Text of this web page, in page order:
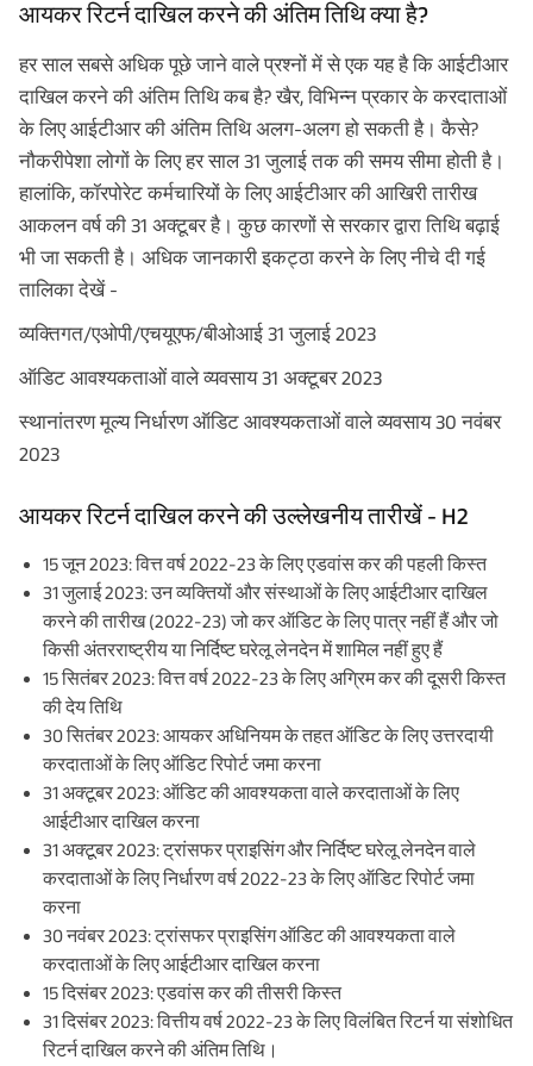
आयकर रिटर्न दाखिल करने की अंतिम तिथि क्या है?
हर साल सबसे अधिक पूछे जाने वाले प्रश्नों में से एक यह है कि आईटीआर
दाखिल करने की अंतिम तिथि कब है? खैर, विभिन्न प्रकार के करदाताओं
के लिए आईटीआर की अंतिम तिथि अलग-अलग हो सकती है। कैसे?
नौकरीपेशा लोगों के लिए हर साल 31 जुलाई तक की समय सीमा होती है।
हालांकि, कॉरपोरेट कर्मचारियों के लिए आईटीआर की आखिरी तारीख
आकलन वर्ष की 31 अक्टूबर है। कुछ कारणों से सरकार द्वारा तिथि बढ़ाई
भी जा सकती है। अधिक जानकारी इकट्ठा करने के लिए नीचे दी गई
तालिका देखें -
व्यक्तिगत/एओपी/एचयूएफ/बीओआई 31 जुलाई 2023
ऑडिट आवश्यकताओं वाले व्यवसाय 31 अक्टूबर 2023
स्थानांतरण मूल्य निर्धारण ऑडिट आवश्यकताओं वाले व्यवसाय 30 नवंबर
2023
आयकर रिटर्न दाखिल करने की उल्लेखनीय तारीखें - H2
15 जून 2023: वित्त वर्ष 2022-23 के लिए एडवांस कर की पहली किस्त
31 जुलाई 2023: उन व्यक्तियों और संस्थाओं के लिए आईटीआर दाखिल
करने की तारीख (2022-23) जो कर ऑडिट के लिए पात्र नहीं हैं और जो
किसी अंतरराष्ट्रीय या निर्दिष्ट घरेलू लेनदेन में शामिल नहीं हुए हैं
15 सितंबर 2023: वित्त वर्ष 2022-23 के लिए अग्रिम कर की दूसरी किस्त
की देय तिथि
30 सितंबर 2023: आयकर अधिनियम के तहत ऑडिट के लिए उत्तरदायी
करदाताओं के लिए ऑडिट रिपोर्ट जमा करना
31 अक्टूबर 2023: ऑडिट की आवश्यकता वाले करदाताओं के लिए
आईटीआर दाखिल करना
31 अक्टूबर 2023: ट्रांसफर प्राइसिंग और निर्दिष्ट घरेलू लेनदेन वाले
करदाताओं के लिए निर्धारण वर्ष 2022-23 के लिए ऑडिट रिपोर्ट जमा
करना
30 नवंबर 2023: ट्रांसफर प्राइसिंग ऑडिट की आवश्यकता वाले
करदाताओं के लिए आईटीआर दाखिल करना
15 दिसंबर 2023: एडवांस कर की तीसरी किस्त
31 दिसंबर 2023: वित्तीय वर्ष 2022-23 के लिए विलंबित रिटर्न या संशोधित
रिटर्न दाखिल करने की अंतिम तिथि।